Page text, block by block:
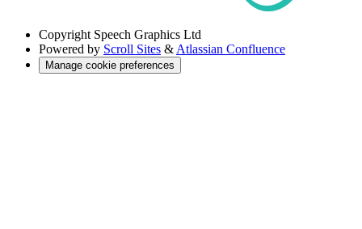
Copyright Speech Graphics Ltd
Powered by Scroll Sites & Atlassian Confluence
Manage cookie preferences